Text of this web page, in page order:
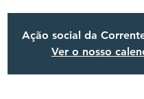
Ação social da
Ver o nosso